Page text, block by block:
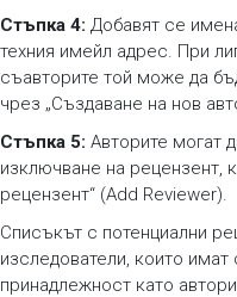
Стъпка 4: Добавят се
техния имейл адрес. При
съавторите той може да
чрез „Създаване на нов
Стъпка 5: Авторите могат
изключване на рецензент,
рецензент“ (Add Reviewer).
Списъкът с потенциални
изследователи, които
принадлежност като